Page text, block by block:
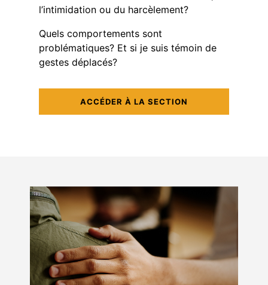
l’intimidation ou du harcèlement?
Quels comportements sont
problématiques? Et si je suis témoin de
gestes déplacés?
ACCÉDER À LA SECTION